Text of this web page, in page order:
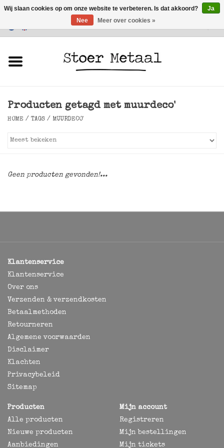
Klantenservice
Verlichting
Producten getagd met muurdeco'
HOME / TAGS / MUURDECO'
Geen producten gevonden!...
Klantenservice
Klantenservice
Over ons
Verzenden & verzendkosten
Betaalmethoden
Retourneren
Algemene voorwaarden
Disclaimer
Klachten
Privacybeleid
Sitemap
Producten
Alle producten
Nieuwe producten
Aanbiedingen
Mijn account
Registreren
Mijn bestellingen
Mijn tickets
Wij slaan cookies op om onze website te verbeteren. Is dat akkoord?
Ja
Nee
Meer over cookies »